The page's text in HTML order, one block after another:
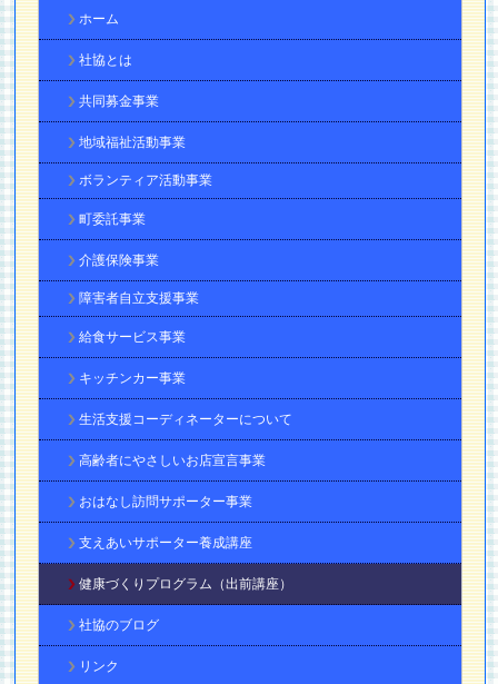
ホーム
社協とは
共同募金事業
地域福祉活動事業
ボランティア活動事業
町委託事業
介護保険事業
障害者自立支援事業
給食サービス事業
キッチンカー事業
生活支援コーディネーターについて
高齢者にやさしいお店宣言事業
おはなし訪問サポーター事業
支えあいサポーター養成講座
健康づくりプログラム（出前講座）
社協のブログ
リンク